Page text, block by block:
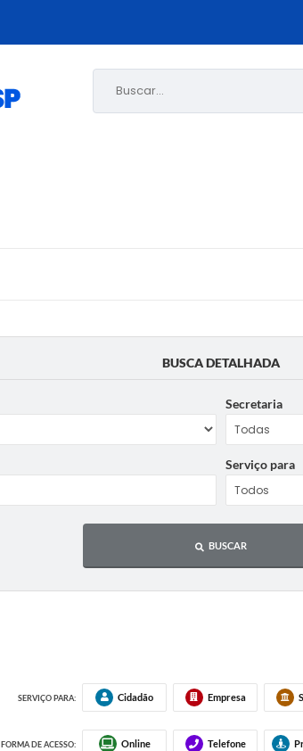
Buscar...
BUSCA DETALHADA
Secretaria
Serviço para
BUSCAR
SERVIÇO PARA: Cidadão Empresa
FORMA DE ACESSO: Online Telefone